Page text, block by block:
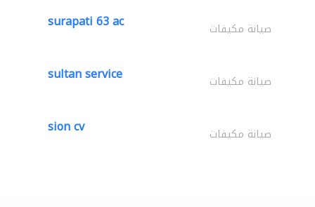
surapati 63 ac صيانة مكيفات
sultan service صيانة مكيفات
sion cv صيانة مكيفات